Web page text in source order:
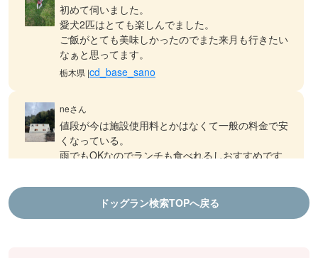
初めて伺いました。
愛犬2匹はとても楽しんでました。
ご飯がとても美味しかったのでまた来月も行きたい
なぁと思ってます。
栃木県 |cd_base_sano
neさん
値段が今は施設使用料とかはなくて一般の料金で安
くなっている。
雨でもOKなのでランチも食べれるしおすすめです
ドッグラン検索TOPへ戻る